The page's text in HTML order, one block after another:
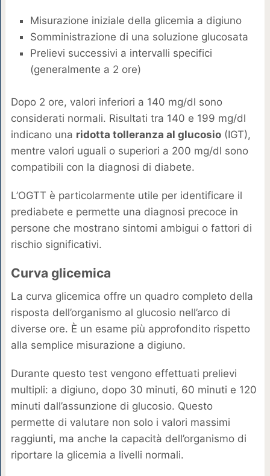
Misurazione iniziale della glicemia a digiuno
Somministrazione di una soluzione glucosata
Prelievi successivi a intervalli specifici
(generalmente a 2 ore)
Dopo 2 ore, valori inferiori a 140 mg/dl sono
considerati normali. Risultati tra 140 e 199 mg/dl
indicano una ridotta tolleranza al glucosio(IGT),
mentre valori uguali o superiori a 200 mg/dl sono
compatibili con la diagnosi di diabete.
L’OGTT è particolarmente utile per identificare il
prediabete e permette una diagnosi precoce in
persone che mostrano sintomi ambigui o fattori di
rischio significativi.
Curva glicemica
La curva glicemica offre un quadro completo della
risposta dell’organismo al glucosio nell’arco di
diverse ore. È un esame più approfondito rispetto
alla semplice misurazione a digiuno.
Durante questo test vengono effettuati prelievi
multipli: a digiuno, dopo 30 minuti, 60 minuti e 120
minuti dall’assunzione di glucosio. Questo
permette di valutare non solo i valori massimi
raggiunti, ma anche la capacità dell’organismo di
riportare la glicemia a livelli normali.